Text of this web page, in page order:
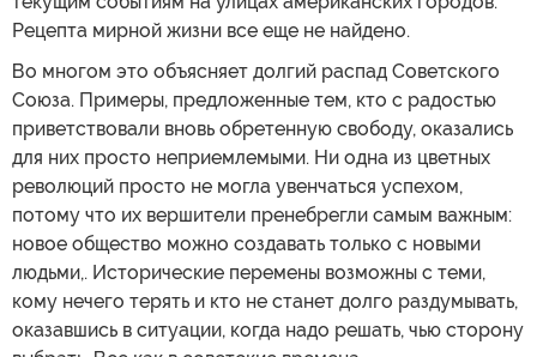
Рецепта мирной жизни все еще не найдено.
Во многом это объясняет долгий распад Советского
Союза. Примеры, предложенные тем, кто с радостью
приветствовали вновь обретенную свободу, оказались
для них просто неприемлемыми. Ни одна из цветных
революций просто не могла увенчаться успехом,
потому что их вершители пренебрегли самым важным:
новое общество можно создавать только с новыми
людьми,. Исторические перемены возможны с теми,
кому нечего терять и кто не станет долго раздумывать,
оказавшись в ситуации, когда надо решать, чью сторону